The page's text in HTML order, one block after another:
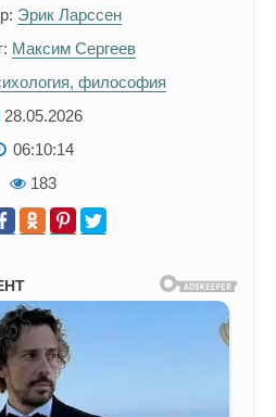
Эрик Ларссен
Максим Сергеев
философия
28.05.2026
06:10:14
183